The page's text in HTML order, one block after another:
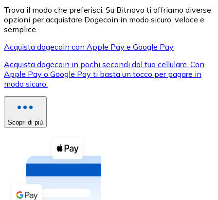
XRP
XRP
Vedi tutto
Buoni cripto
Acquista criptovalute in contanti e altri mezzi di
Acquista con contanti
Bonifico SEPA
Trova il modo che preferisci. Su Bitnovo ti offriamo diverse
opzioni per acquistare Dogecoin in modo sicuro, veloce e
semplice.
Acquista dogecoin con Apple Pay e Google Pay
Acquista dogecoin in pochi secondi dal tuo cellulare. Con
Apple Pay o Google Pay ti basta un tocco per pagare in
modo sicuro.
Scopri di più